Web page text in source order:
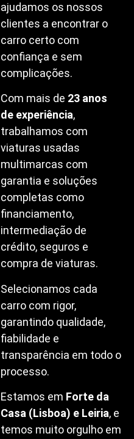
ajudamos os nossos
clientes a encontrar o
carro certo com
confiança e sem
complicações.
Com mais de 23 anos
de experiência,
trabalhamos com
viaturas usadas
multimarcas com
garantia e soluções
completas como
financiamento,
intermediação de
crédito, seguros e
compra de viaturas.
Selecionamos cada
carro com rigor,
garantindo qualidade,
fiabilidade e
transparência em todo o
processo.
Estamos em Forte da
Casa (Lisboa) e Leiria, e
temos muito orgulho em